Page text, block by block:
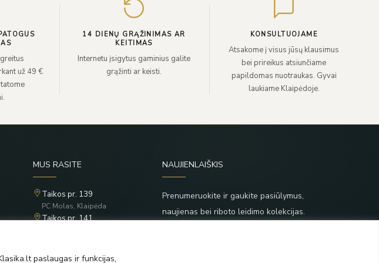
paslaugas ir funkcijas,
už 49 €
14 DIENŲ GRĄŽINIMAS AR
KEITIMAS
Internetu įsigytus gaminius galite
grąžinti ar keisti.
KONSULTUOJAME
Atsakome į visus jūsų klausimus
bei prireikus atsiunčiame
papildomas nuotraukas. Gyvai
laukiame Klaipėdoje.
MUS RASITE
Taikos pr. 139
PC Molas, Klaipėda
Taikos pr. 141
PC Banginis, Klaipėda
NAUJIENLAIŠKIS
Prenumeruokite ir gaukite pasiūlymus,
naujienas bei riboto leidimo kolekcijas.